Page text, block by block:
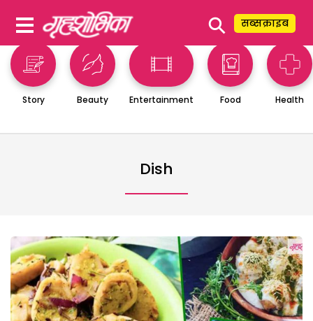
⚲ सब्सक्राइब
Story Beauty Entertainment Food Health
Dish